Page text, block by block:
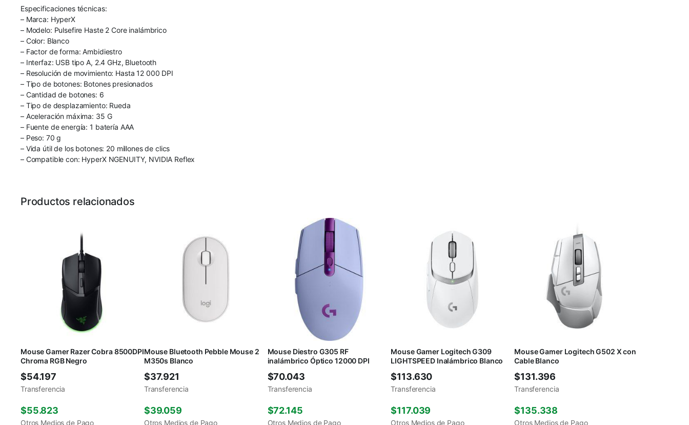
Especificaciones técnicas:
– Marca: HyperX
– Modelo: Pulsefire Haste 2 Core inalámbrico
– Color: Blanco
– Factor de forma: Ambidiestro
– Interfaz: USB tipo A, 2.4 GHz, Bluetooth
– Resolución de movimiento: Hasta 12 000 DPI
– Tipo de botones: Botones presionados
– Cantidad de botones: 6
– Tipo de desplazamiento: Rueda
– Aceleración máxima: 35 G
– Fuente de energía: 1 batería AAA
– Peso: 70 g
– Vida útil de los botones: 20 millones de clics
– Compatible con: HyperX NGENUITY, NVIDIA Reflex
Productos relacionados
Mouse Gamer Razer Cobra 8500DPI
Chroma RGB Negro
$54.197
Transferencia
$55.823
Otros Medios de Pago
Mouse Bluetooth Pebble Mouse 2
M350s Blanco
$37.921
Transferencia
$39.059
Otros Medios de Pago
Mouse Diestro G305 RF
inalámbrico Óptico 12000 DPI
$70.043
Transferencia
$72.145
Otros Medios de Pago
Mouse Gamer Logitech G309
LIGHTSPEED Inalámbrico Blanco
$113.630
Transferencia
$117.039
Otros Medios de Pago
Mouse Gamer Logitech G502 X con
Cable Blanco
$131.396
Transferencia
$135.338
Otros Medios de Pago